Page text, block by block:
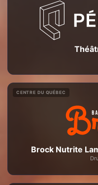
CENTRE DU QUÉBEC
Brock Nutrite